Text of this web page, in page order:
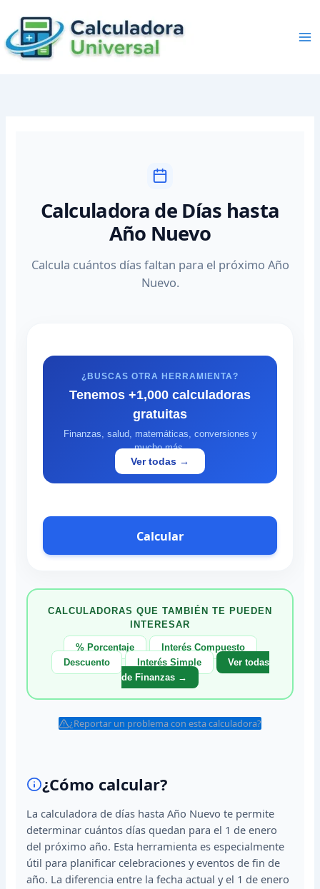
content
Calculadora de Días hasta
Año Nuevo
Calcula cuántos días faltan para el próximo Año
Nuevo.
¿BUSCAS OTRA HERRAMIENTA?
Tenemos +1,000 calculadoras
gratuitas
Finanzas, salud, matemáticas, conversiones y
mucho más.
Ver todas →
Calcular
CALCULADORAS QUE TAMBIÉN TE PUEDEN
INTERESAR
% Porcentaje
Interés Compuesto
Descuento
Interés Simple
Ver todas
de Finanzas →
¿Reportar un problema con esta calculadora?
¿Cómo calcular?
La calculadora de días hasta Año Nuevo te permite
determinar cuántos días quedan para el 1 de enero
del próximo año. Esta herramienta es especialmente
útil para planificar celebraciones y eventos de fin de
año. La diferencia entre la fecha actual y el 1 de enero